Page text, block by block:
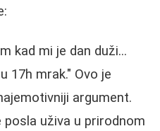
kad mi je dan duži...
17h mrak." Ovo je
argument.
uživa u prirodnom